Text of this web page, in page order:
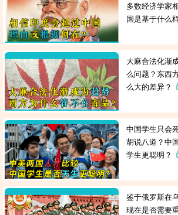
多数经济学家
国是基于什么
大麻合法化渐
么问题？东西
么大的差异？
中国学生只会
胡说八道？中
学生更聪明？
鉴于俄罗斯在
现在是否需要